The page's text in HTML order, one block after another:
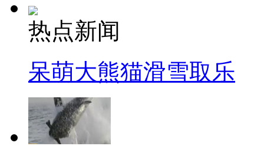
热点新闻
呆萌大熊猫滑雪取乐